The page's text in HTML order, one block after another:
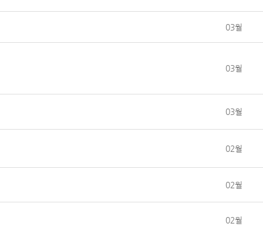
03월
03월
03월
02월
02월
02월